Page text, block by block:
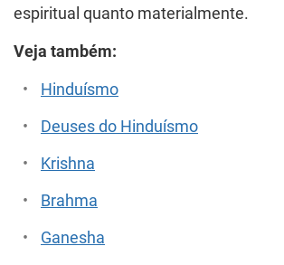
espiritual quanto materialmente.
Veja também:
Hinduísmo
Deuses do Hinduísmo
Krishna
Brahma
Ganesha